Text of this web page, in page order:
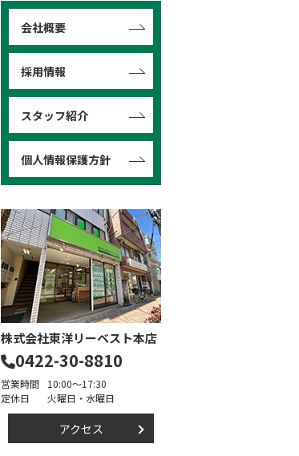
会社概要
採用情報
スタッフ紹介
個人情報保護方針
株式会社東洋リーベスト本店
0422-30-8810
営業時間
10:00～17:30
定休日
火曜日・水曜日
アクセス